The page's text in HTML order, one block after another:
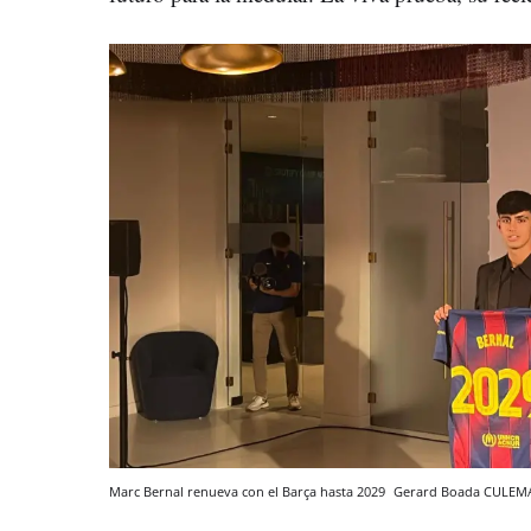
Marc Bernal renueva con el Barça hasta 2029 Gerard Boada